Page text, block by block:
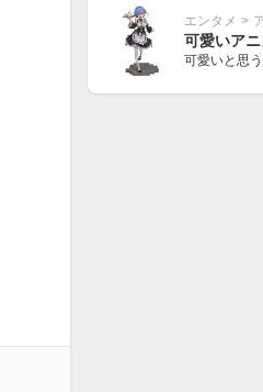
エンタメ >
可愛いア
可愛いと思